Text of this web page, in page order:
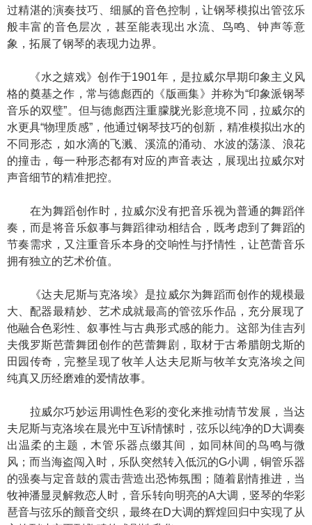
过精湛的演奏技巧、细腻的音色控制，让钢琴模拟出管弦乐
般丰富的音色层次，甚至能表现出水流、鸟鸣、钟声等意
象，拓展了钢琴的表现力边界。
《水之嬉戏》创作于1901年，是拉威尔早期印象主义风
格的奠基之作，常与德彪西的《版画集》并称为“印象派钢琴
音乐的双璧”。但与德彪西注重朦胧光影意境不同，拉威尔的
水更具“物理质感”，他通过钢琴技巧的创新，精准模拟出水的
不同形态，如水滴的飞溅、溪流的涌动、水波的荡漾、浪花
的撞击，每一种形态都有对应的声音表达，展现出拉威尔对
声音细节的精准把控。
在为舞蹈创作时，拉威尔没有把音乐视为普通的舞蹈伴
奏，而是将音乐叙事与舞蹈律动相结合，既考虑到了舞蹈的
节奏需求，又注重音乐本身的交响性与抒情性，让芭蕾音乐
拥有独立的艺术价值。
《达夫尼斯与克洛埃》是拉威尔为舞蹈而创作的规模最
大、配器最精妙、艺术成就最高的管弦乐作品，充分展现了
他融合色彩性、叙事性与古典形式感的能力。这部为佳吉列
夫俄罗斯芭蕾舞团创作的芭蕾舞剧，取材于古希腊朗戈斯的
田园传奇，完整呈现了牧羊人达夫尼斯与牧羊女克洛埃之间
纯真又历经磨难的爱情故事。
拉威尔巧妙运用调性色彩的变化来推动情节发展，当达
夫尼斯与克洛埃在晨光中互诉情愫时，弦乐以纯净的D大调奏
出温柔的主题，木管乐器点缀其间，如同林间的鸟鸣与微
风；而当海盗闯入时，乐队突然转入低沉的G小调，铜管乐器
的强奏与定音鼓的震击营造出恐怖氛围；随着剧情推进，当
牧神潘显灵解救恋人时，音乐转向明亮的A大调，竖琴的华彩
琶音与弦乐的颤音交织，最终在D大调的辉煌回归中实现了从